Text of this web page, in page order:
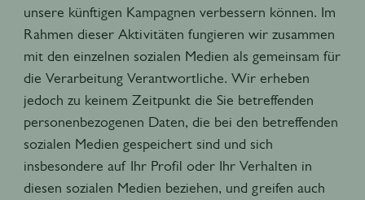
unsere künftigen Kampagnen verbessern können. Im
Rahmen dieser Aktivitäten fungieren wir zusammen
mit den einzelnen sozialen Medien als gemeinsam für
die Verarbeitung Verantwortliche. Wir erheben
jedoch zu keinem Zeitpunkt die Sie betreffenden
personenbezogenen Daten, die bei den betreffenden
sozialen Medien gespeichert sind und sich
insbesondere auf Ihr Profil oder Ihr Verhalten in
diesen sozialen Medien beziehen, und greifen auch